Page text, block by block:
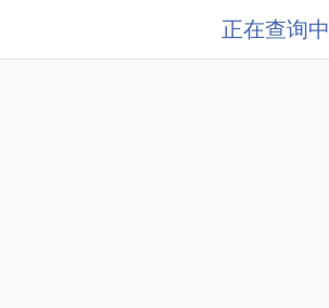
正在查询中